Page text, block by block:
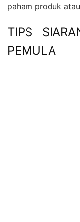
paham produk
TIPS
PEMULA